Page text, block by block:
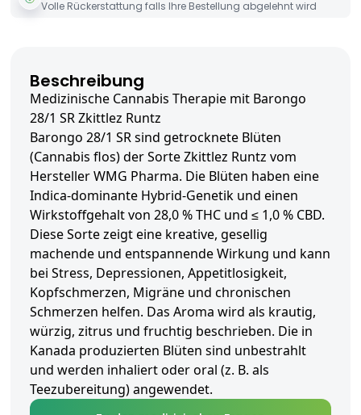
Volle Rückerstattung falls Ihre Bestellung abgelehnt wird
Beschreibung
Medizinische Cannabis Therapie mit Barongo
28/1 SR Zkittlez Runtz
Barongo 28/1 SR sind getrocknete Blüten
(Cannabis flos) der Sorte Zkittlez Runtz vom
Hersteller WMG Pharma. Die Blüten haben eine
Indica-dominante Hybrid-Genetik und einen
Wirkstoffgehalt von 28,0 % THC und ≤ 1,0 % CBD.
Diese Sorte zeigt eine kreative, gesellig
machende und entspannende Wirkung und kann
bei Stress, Depressionen, Appetitlosigkeit,
Kopfschmerzen, Migräne und chronischen
Schmerzen helfen. Das Aroma wird als krautig,
würzig, zitrus und fruchtig beschrieben. Die in
Kanada produzierten Blüten sind unbestrahlt
und werden inhaliert oder oral (z. B. als
Teezubereitung) angewendet.